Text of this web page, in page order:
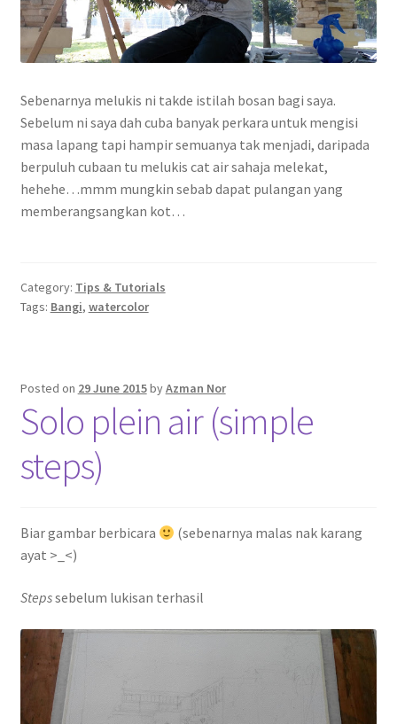
Sebenarnya melukis ni takde istilah bosan bagi saya.
Sebelum ni saya dah cuba banyak perkara untuk mengisi
masa lapang tapi hampir semuanya tak menjadi, daripada
berpuluh cubaan tu melukis cat air sahaja melekat,
hehehe…mmm mungkin sebab dapat pulangan yang
memberangsangkan kot…
Category: Tips & Tutorials
Tags: Bangi, watercolor
Posted on 29 June 2015byAzman Nor
Solo plein air (simple
steps)
Biar gambar berbicara
(sebenarnya malas nak karang
ayat >_<)
Stepssebelum lukisan terhasil